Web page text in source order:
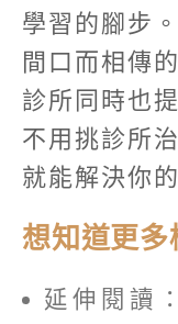
學習的腳步
間口而相傳
診所同時也
不用挑診所
就能解決你
想知道更
延伸閱讀：